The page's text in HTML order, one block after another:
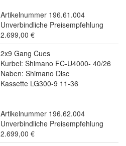
Artikelnummer 196.61.004
Unverbindliche Preisempfehlung
2.699,00 €
2x9 Gang Cues
Kurbel: Shimano FC-U4000- 40/26
Naben: Shimano Disc
Kassette LG300-9 11-36
Artikelnummer 196.62.004
Unverbindliche Preisempfehlung
2.699,00 €